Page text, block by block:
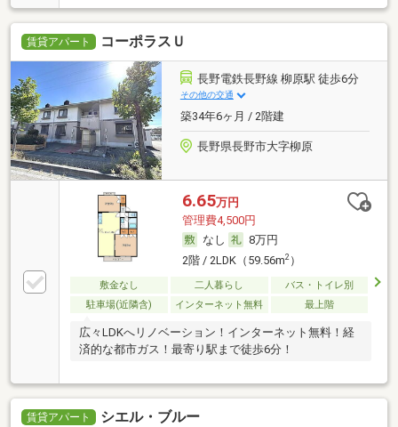
賃貸アパート コーポラスＵ
長野電鉄長野線 柳原駅 徒歩6分
その他の交通
築34年6ヶ月 / 2階建
長野県長野市大字柳原
6.65万円
管理費4,500円
なし
8万円
2階 / 2LDK（59.56m2）
敷金なし 二人暮らし
バス・トイレ別
駐車場(近隣含)
インターネット無料 最上階
広々LDKへリノベーション！インターネット無料！経
済的な都市ガス！最寄り駅まで徒歩6分！
賃貸アパート シエル・ブルー